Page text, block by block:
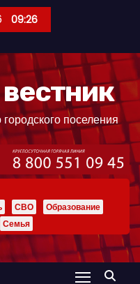
09:26
поселения
СВО
Образование
Семья